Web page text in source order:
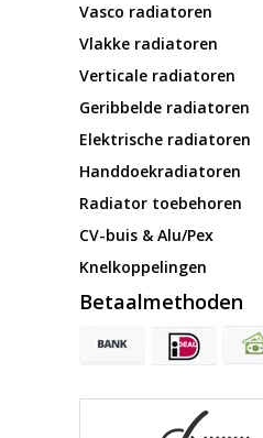
Vasco radiatoren
Vlakke radiatoren
Verticale radiatoren
Geribbelde radiatoren
Elektrische radiatoren
Handdoekradiatoren
Radiator toebehoren
CV-buis & Alu/Pex
Knelkoppelingen
Betaalmethoden